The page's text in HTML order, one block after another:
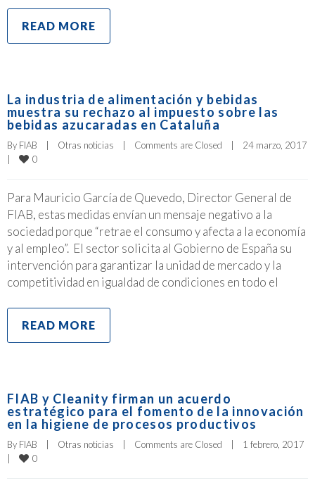
READ MORE
La industria de alimentación y bebidas
muestra su rechazo al impuesto sobre las
bebidas azucaradas en Cataluña
By FIAB | Otras noticias | Comments are Closed |
|
0
Para Mauricio García de Quevedo, Director General de
FIAB, estas medidas envían un mensaje negativo a la
sociedad porque “retrae el consumo y afecta a la economía
y al empleo”. El sector solicita al Gobierno de España su
intervención para garantizar la unidad de mercado y la
competitividad en igualdad de condiciones en todo el
READ MORE
FIAB y Cleanity firman un acuerdo
estratégico para el fomento de la innovación
en la higiene de procesos productivos
By FIAB | Otras noticias | Comments are Closed |
|
0